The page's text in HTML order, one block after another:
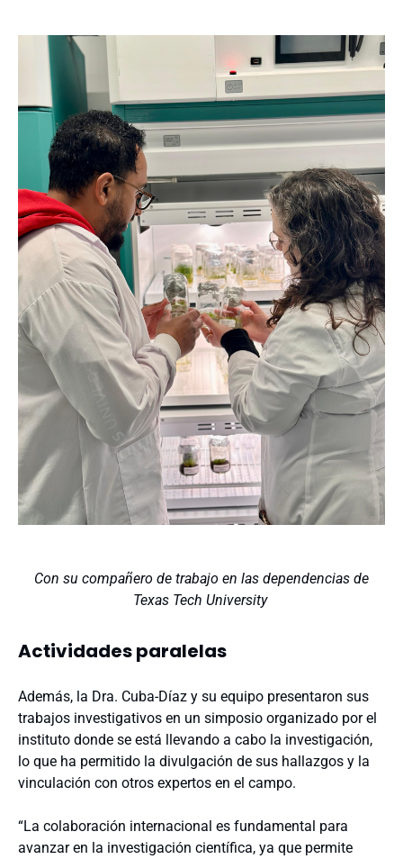
Con su compañero de trabajo en las dependencias de
Texas Tech University
Actividades paralelas
Además, la Dra. Cuba-Díaz y su equipo presentaron sus
trabajos investigativos en un simposio organizado por el
instituto donde se está llevando a cabo la investigación,
lo que ha permitido la divulgación de sus hallazgos y la
vinculación con otros expertos en el campo.
“La colaboración internacional es fundamental para
avanzar en la investigación científica, ya que permite